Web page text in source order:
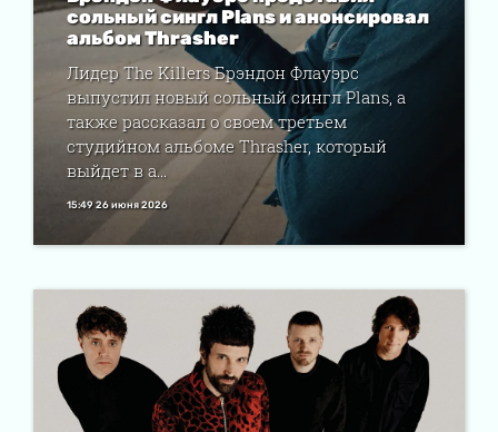
сольный сингл Plans и анонсировал
альбом Thrasher
Лидер The Killers Брэндон Флауэрс
выпустил новый сольный сингл Plans, а
также рассказал о своем третьем
студийном альбоме Thrasher, который
выйдет в а...
15:49 26 июня 2026